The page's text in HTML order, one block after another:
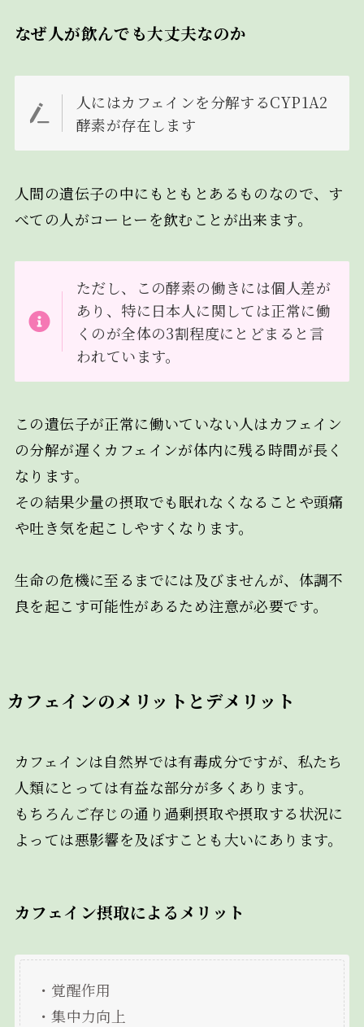
なぜ人が飲んでも大丈夫なのか
人にはカフェインを分解するCYP1A2
酵素が存在します
人間の遺伝子の中にもともとあるものなので、す
べての人がコーヒーを飲むことが出来ます。
ただし、この酵素の働きには個人差が
あり、特に日本人に関しては正常に働
くのが全体の3割程度にとどまると言
われています。
この遺伝子が正常に働いていない人はカフェイン
の分解が遅くカフェインが体内に残る時間が長く
なります。
その結果少量の摂取でも眠れなくなることや頭痛
や吐き気を起こしやすくなります。
生命の危機に至るまでには及びませんが、体調不
良を起こす可能性があるため注意が必要です。
カフェインのメリットとデメリット
カフェインは自然界では有毒成分ですが、私たち
人類にとっては有益な部分が多くあります。
もちろんご存じの通り過剰摂取や摂取する状況に
よっては悪影響を及ぼすことも大いにあります。
カフェイン摂取によるメリット
・覚醒作用
・集中力向上